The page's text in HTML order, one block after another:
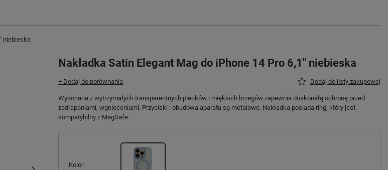
niebieska
Nakładka Satin Elegant Mag do iPhone 14 Pro 6,1" niebieska
+ Dodaj do porównania Dodaj do listy zakupowej
Wykonana z wytrzymałych transparentnych plecków i miękkich brzegów zapewnia doskonałą ochronę przed
zadrapaniami, wgnieceniami. Przyciski i obudowa aparatu są metalowe. Nakładka posiada ring, który jest
kompatybilny z MagSafe.
Kolor